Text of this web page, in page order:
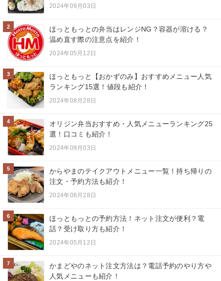
2024年09月03日
2
ほっともっとの弁当はレンジNG？容器が溶ける？
温め直す際の注意点を紹介！
2024年05月12日
3
ほっともっと【おかずのみ】おすすめメニュー人気
ランキング15選！値段も紹介！
2024年08月28日
4
オリジン弁当おすすめ・人気メニューランキング25
選！口コミも紹介！
2024年09月03日
5
からやまのテイクアウトメニュー一覧！持ち帰りの
注文・予約方法も紹介！
2024年08月28日
6
ほっともっとの予約方法！ネット注文が便利？電
話？受け取り方も紹介！
2024年05月12日
7
かまどやのネット注文方法は？電話予約のやり方や
人気メニューも紹介！